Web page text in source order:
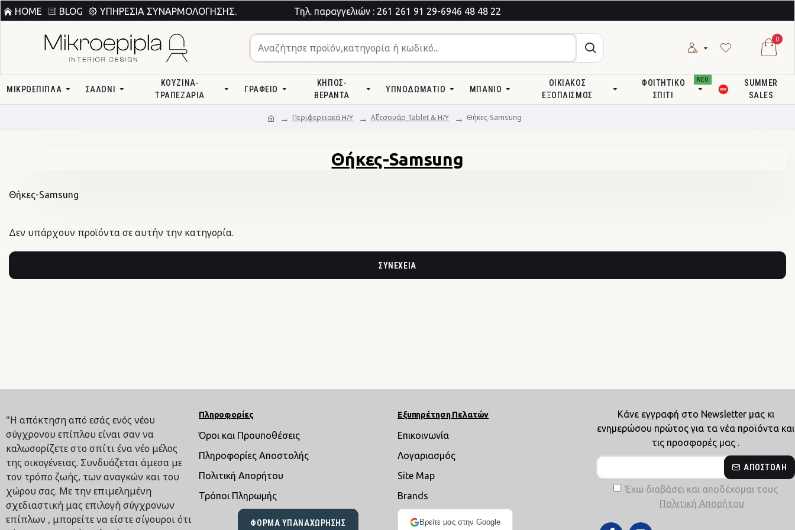
HOME BLOG ΥΠΗΡΕΣΊΑ ΣΥΝΑΡΜΟΛΌΓΗΣΗΣ. Τηλ. παραγγελιών : 261 261 91 29-6946 48 48 22
0
ΜΙΚΡΟΕΠΙΠΛΑ ΣΑΛΌΝΙ
ΚΟΥΖΊΝΑ-
ΤΡΑΠΕΖΑΡΊΑ
ΓΡΑΦΕΊΟ
ΚΉΠΟΣ-
ΒΕΡΆΝΤΑ
ΥΠΝΟΔΩΜΆΤΙΟ ΜΠΆΝΙΟ
ΟΙΚΙΑΚΌΣ
ΕΞΟΠΛΙΣΜΌΣ
ΦΟΙΤΗΤΙΚΌ
ΣΠΊΤΙ
ΝΕΟ
SUMMER
SALES
Περιφερειακά Η/Υ Αξεσουάρ Tablet & H/Y Θήκες-Samsung
Θήκες-Samsung
Θήκες-Samsung
Δεν υπάρχουν προϊόντα σε αυτήν την κατηγορία.
ΣΥΝΈΧΕΙΑ
"Η απόκτηση από εσάς ενός νέου
σύγχρονου επίπλου είναι σαν να
καλωσορίζετε στο σπίτι ένα νέο μέλος
της οικογένειας. Συνδυάζεται άμεσα με
τον τρόπο ζωής, των αναγκών και του
χώρου σας. Με την επιμελημένη
σχεδιαστική μας επιλογή σύγχρονων
επίπλων , μπορείτε να είστε σίγουροι ότι
Πληροφορίες
Όροι και Προυποθέσεις
Πληροφορίες Αποστολής
Πολιτική Απορήτου
Τρόποι Πληρωμής
ΦΌΡΜΑ ΥΠΑΝΑΧΏΡΗΣΗΣ
Εξυπηρέτηση Πελατών
Επικοινωνία
Λογαριασμός
Site Map
Brands
Βρείτε μας στην Google
Κάνε εγγραφή στο Newsletter μας κι
ενημερώσου πρώτος για τα νέα προϊόντα και
τις προσφορές μας .
ΑΠΟΣΤΟΛΉ
Έχω διαβάσει και αποδέχομαι τους
Πολιτική Απορήτου